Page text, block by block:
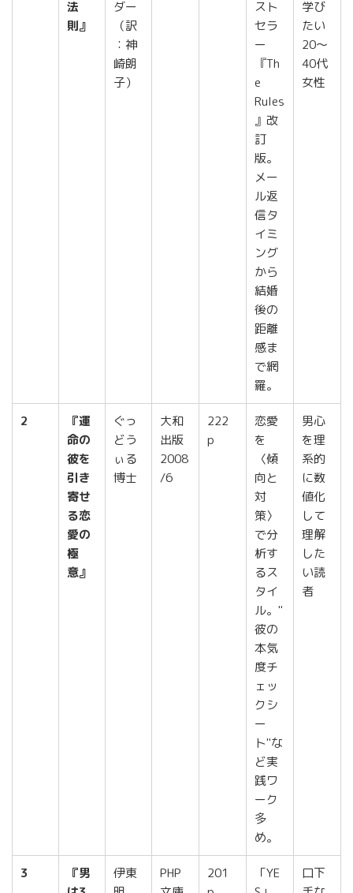
法
則』
ダー
（訳
：神
崎朗
子）
スト
セラ
ー
『Th
e
Rules
』改
訂
版。
メー
ル返
信タ
イミ
ング
から
結婚
後の
距離
感ま
で網
羅。
学び
たい
20〜
40代
女性
2
『運
命の
彼を
引き
寄せ
る恋
愛の
極
意』
ぐっ
どう
ぃる
博士
大和
出版
2008
/6
222
p
恋愛
を
〈傾
向と
対
策〉
で分
析す
るス
タイ
ル。"
彼の
本気
度チ
ェッ
クシ
ー
ト"な
ど実
践ワ
ーク
多
め。
男心
を理
系的
に数
値化
して
理解
した
い読
者
3
『男
伊東
PHP
201
「YE
口下